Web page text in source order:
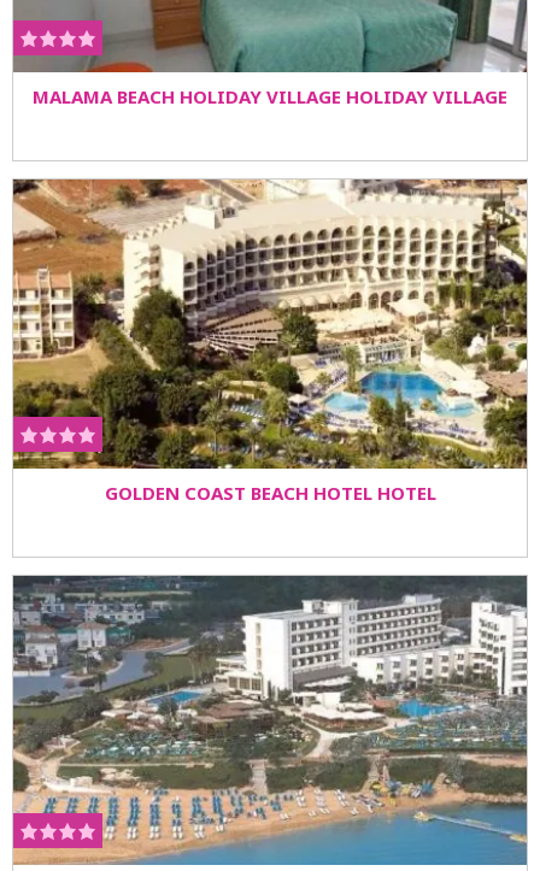
MALAMA BEACH HOLIDAY VILLAGE HOLIDAY VILLAGE
GOLDEN COAST BEACH HOTEL HOTEL